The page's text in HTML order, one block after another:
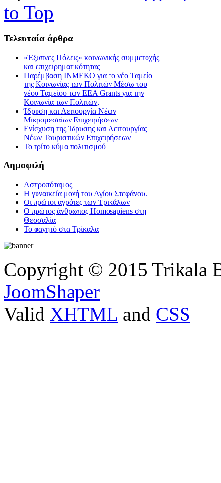
to Top
Τελευταία άρθρα
«Έξυπνες Πόλεις» κοινωνικής συμμετοχής
και επιχειρηματικότητας
Παρέμβαση ΙΝΜΕΚΟ για το νέο Ταμείο
της Κοινωνίας των Πολιτών Μέσω του
νέου Ταμείου των ΕΕΑ Grants για την
Κοινωνία των Πολιτών,
Ίδρυση και Λειτουργία Νέων
Μικρομεσαίων Επιχειρήσεων
Ενίσχυση της Ίδρυσης και Λειτουργίας
Νέων Τουριστικών Επιχειρήσεων
Το τρίτο κύμα πολιτισμού
Δημοφιλή
Ασπροπόταμος
Η γυναικεία μονή του Αγίου Στεφάνου.
Οι πρώτοι αγρότες των Τρικάλων
Ο πρώτος άνθρωπος Homosapiens στη
Θεσσαλία
Το φαγητό στα Τρίκαλα
Copyright © 2015 Trikala
JoomShaper
Valid XHTML and CSS